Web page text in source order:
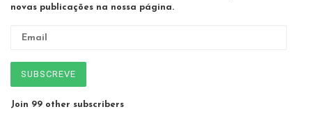
novas publicações na nossa página.
SUBSCREVE
Join 99 other subscribers